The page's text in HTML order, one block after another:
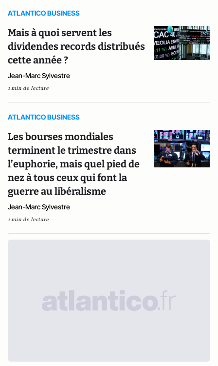
ATLANTICO BUSINESS
Mais à quoi servent les
dividendes records distribués
cette année ?
Jean-Marc Sylvestre
1 min de lecture
ATLANTICO BUSINESS
Les bourses mondiales
terminent le trimestre dans
l’euphorie, mais quel pied de
nez à tous ceux qui font la
guerre au libéralisme
Jean-Marc Sylvestre
1 min de lecture